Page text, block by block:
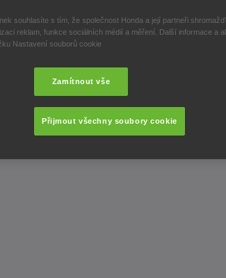
souhlasíte s tím, že společnost Honda a její partneři
reklam, funkce sociálních médií a měření. Další informace a
Nastavení souborů cookie
Zamítnout vše
Přijmout všechny soubory cookie